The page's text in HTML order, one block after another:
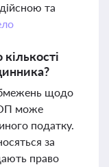
та
щодо
може
податку.
за
право